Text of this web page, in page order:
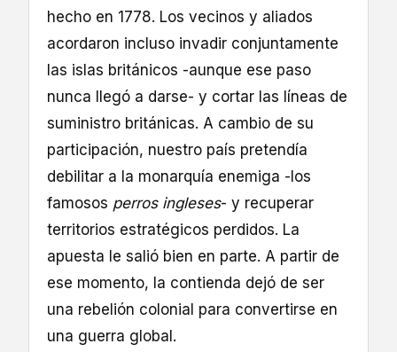
hecho en 1778. Los vecinos y aliados
acordaron incluso invadir conjuntamente
las islas británicos -aunque ese paso
nunca llegó a darse- y cortar las líneas de
suministro británicas. A cambio de su
participación, nuestro país pretendía
debilitar a la monarquía enemiga -los
famosos perros ingleses- y recuperar
territorios estratégicos perdidos. La
apuesta le salió bien en parte. A partir de
ese momento, la contienda dejó de ser
una rebelión colonial para convertirse en
una guerra global.